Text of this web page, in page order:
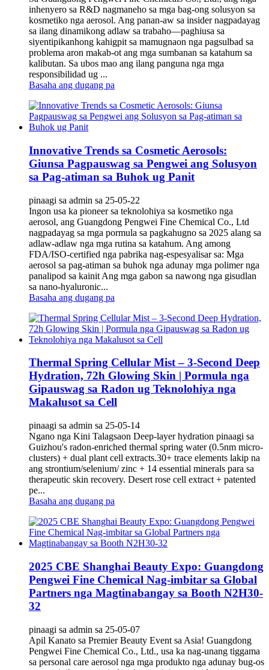
inhenyero sa R&D nagmaneho sa mga bag-ong solusyon sa
kosmetiko nga aerosol. Ang panan-aw sa insider nagpadayag
sa ilang dinamikong adlaw sa trabaho—paghiusa sa
siyentipikanhong kahigpit sa mamugnaon nga pagsulbad sa
problema aron makab-ot ang mga sumbanan sa katahum sa
kalibutan. Sa ubos mao ang ilang panguna nga mga
responsibilidad ug ...
Basaha ang dugang pa
Innovative Trends sa Cosmetic Aerosols:
Giunsa Pagpauswag sa Pengwei ang Solusyon
sa Pag-atiman sa Buhok ug Panit
pinaagi sa admin sa 25-05-22
Ingon usa ka pioneer sa teknolohiya sa kosmetiko nga
aerosol, ang Guangdong Pengwei Fine Chemical Co., Ltd
nagpadayag sa mga pormula sa pagkahugno sa 2025 alang sa
adlaw-adlaw nga mga rutina sa katahum. Ang among
FDA/ISO-certified nga pabrika nag-espesyalisar sa: Mga
aerosol sa pag-atiman sa buhok nga adunay mga polimer nga
panalipod sa kainit Ang mga gabon sa nawong nga gisudlan
sa nano-hyaluronic...
Basaha ang dugang pa
Thermal Spring Cellular Mist‌ – 3-Second Deep
Hydration, 72h Glowing Skin | Pormula nga
Gipauswag sa Radon ug Teknolohiya nga
Makalusot sa Cell
pinaagi sa admin sa 25-05-14
Ngano nga Kini Talagsaon‌ Deep-layer hydration pinaagi sa
Guizhou's radon-enriched thermal spring water (0.5nm micro-
clusters) + dual plant cell extracts.30+ trace elements lakip na
ang strontium/selenium/ zinc + 14 essential minerals para sa
therapeutic skin recovery. Desert rose cell extract + patented
pe...
Basaha ang dugang pa
2025 CBE Shanghai Beauty Expo: Guangdong
Pengwei Fine Chemical Nag-imbitar sa Global
Partners nga Magtinabangay sa Booth N2H30-
32
pinaagi sa admin sa 25-05-07
Apil Kanato sa Premier Beauty Event sa Asia!‌ Guangdong
Pengwei Fine Chemical Co., Ltd., usa ka nag-unang tiggama
sa ‌personal care aerosol nga mga produkto‌ nga adunay bug-os